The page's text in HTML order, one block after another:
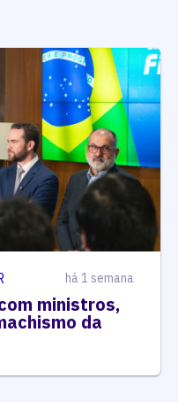
há 1 semana
ministros,
da